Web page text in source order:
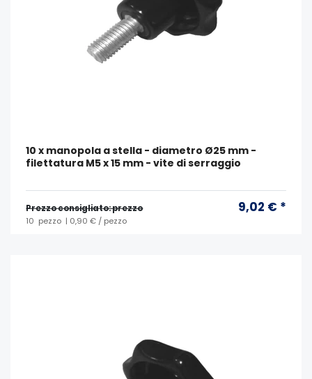
10 x manopola a stella - diametro Ø25 mm -
filettatura M5 x 15 mm - vite di serraggio
Prezzo consigliato: prezzo 9,02 € *
10 pezzo | 0,90 € / pezzo